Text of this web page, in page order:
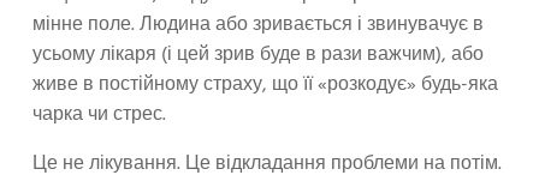
мінне поле. Людина або зривається і звинувачує в
усьому лікаря (і цей зрив буде в рази важчим), або
живе в постійному страху, що її «розкодує» будь-яка
чарка чи стрес.
Це не лікування. Це відкладання проблеми на потім.